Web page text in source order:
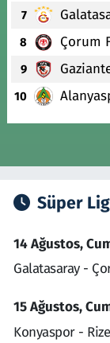
7
8 Çorum
9
10
Süper
14 Ağustos,
Galatasaray -
15 Ağustos,
Konyaspor -